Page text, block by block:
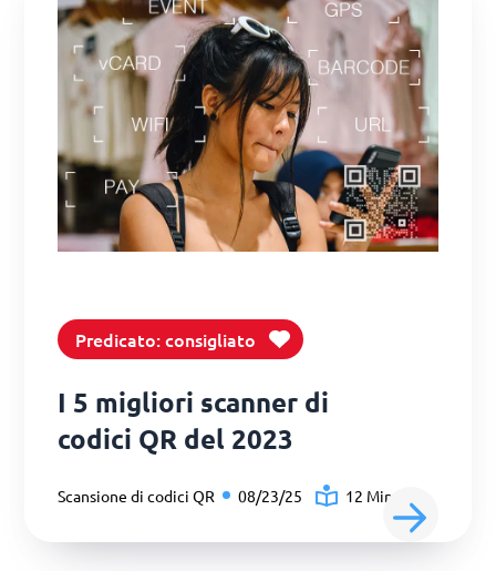
Predicato: consigliato
I 5 migliori scanner di
codici QR del 2023
Scansione di codici QR 08/23/25 12 Minuti